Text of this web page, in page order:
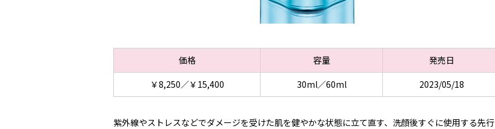
価格 容量
発売日
￥8,250／￥15,400
30ml／60ml 2023/05/18
紫外線やストレスなどでダメージを受けた肌を健やかな状態に立て直す、洗顔後すぐに使用する先行